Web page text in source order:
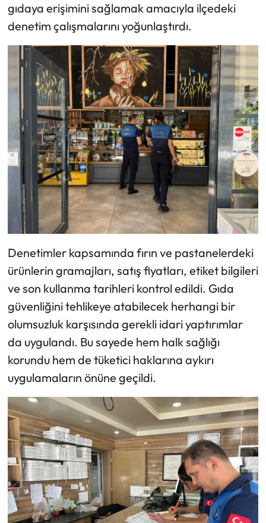
gıdaya erişimini sağlamak amacıyla ilçedeki
denetim çalışmalarını yoğunlaştırdı.
Denetimler kapsamında fırın ve pastanelerdeki
ürünlerin gramajları, satış fiyatları, etiket bilgileri
ve son kullanma tarihleri kontrol edildi. Gıda
güvenliğini tehlikeye atabilecek herhangi bir
olumsuzluk karşısında gerekli idari yaptırımlar
da uygulandı. Bu sayede hem halk sağlığı
korundu hem de tüketici haklarına aykırı
uygulamaların önüne geçildi.